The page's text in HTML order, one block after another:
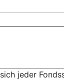
jeder